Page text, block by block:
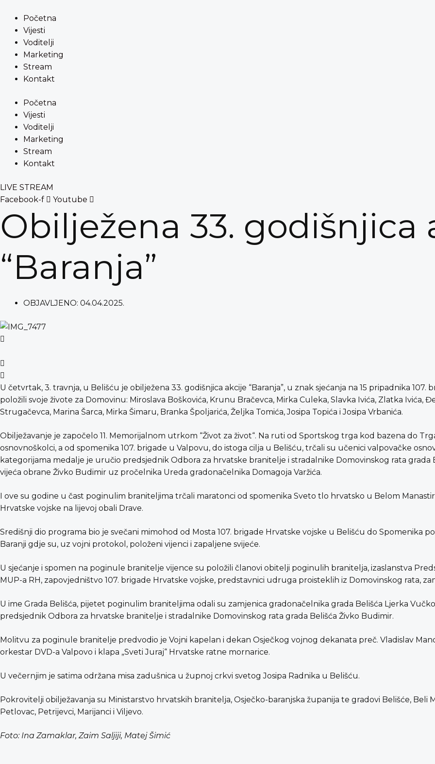
sadržaj
Početna
Vijesti
Voditelji
Marketing
Stream
Kontakt
Početna
Vijesti
Voditelji
Marketing
Stream
Kontakt
LIVE STREAM
Facebook-f
Youtube
Obilježena 33. godišnjica
“Baranja”
OBJAVLJENO: 04.04.2025.
U četvrtak, 3. travnja, u Belišću je obilježena 33. godišnjica akcije “Baranja”, u znak sjećanja na 15 pripadnika
položili svoje živote za Domovinu: Miroslava Boškovića, Krunu Bračevca, Mirka Culeka, Slavka Ivića, Zlatka Ivića,
Strugačevca, Marina Šarca, Mirka Šimaru, Branka Špoljarića, Željka Tomića, Josipa Topića i Josipa Vrbanića.
Obilježavanje je započelo 11. Memorijalnom utrkom “Život za život“. Na ruti od Sportskog trga kod bazena do
osnovnoškolci, a od spomenika 107. brigade u Valpovu, do istoga cilja u Belišću, trčali su učenici valpovačke
kategorijama medalje je uručio predsjednik Odbora za hrvatske branitelje i stradalnike Domovinskog rata
vijeća obrane Živko Budimir uz pročelnika Ureda gradonačelnika Domagoja Varžića.
I ove su godine u čast poginulim braniteljima trčali maratonci od spomenika Sveto tlo hrvatsko u Belom
Hrvatske vojske na lijevoj obali Drave.
Središnji dio programa bio je svečani mimohod od Mosta 107. brigade Hrvatske vojske u Belišću do Spomenika
Baranji gdje su, uz vojni protokol, položeni vijenci i zapaljene svijeće.
U sjećanje i spomen na poginule branitelje vijence su položili članovi obitelji poginulih branitelja, izaslanstva
MUP-a RH, zapovjedništvo 107. brigade Hrvatske vojske, predstavnici udruga proisteklih iz Domovinskog rata,
U ime Grada Belišća, pijetet poginulim braniteljima odali su zamjenica gradonačelnika grada Belišća Ljerka
predsjednik Odbora za hrvatske branitelje i stradalnike Domovinskog rata grada Belišća Živko Budimir.
Molitvu za poginule branitelje predvodio je Vojni kapelan i dekan Osječkog vojnog dekanata preč. Vladislav
orkestar DVD-a Valpovo i klapa „Sveti Juraj“ Hrvatske ratne mornarice.
U večernjim je satima održana misa zadušnica u župnoj crkvi svetog Josipa Radnika u Belišću.
Pokrovitelji obilježavanja su Ministarstvo hrvatskih branitelja, Osječko-baranjska županija te gradovi Belišće, Beli
Petlovac, Petrijevci, Marijanci i Viljevo.
Foto: Ina Zamaklar, Zaim Saljiji, Matej Šimić